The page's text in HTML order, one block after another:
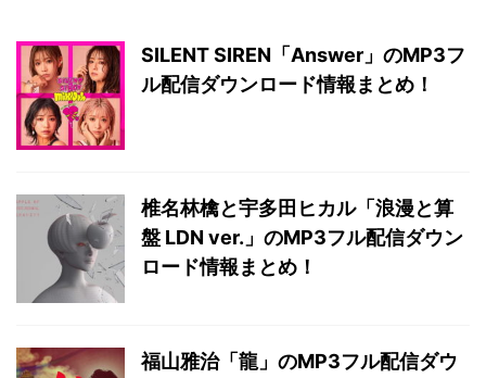
SILENT SIREN「Answer」のMP3フ
ル配信ダウンロード情報まとめ！
椎名林檎と宇多田ヒカル「浪漫と算
盤 LDN ver.」のMP3フル配信ダウン
ロード情報まとめ！
福山雅治「龍」のMP3フル配信ダウ